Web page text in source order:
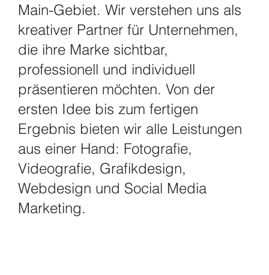
Main-Gebiet. Wir verstehen uns als
kreativer Partner für Unternehmen,
die ihre Marke sichtbar,
professionell und individuell
präsentieren möchten. Von der
ersten Idee bis zum fertigen
Ergebnis bieten wir alle Leistungen
aus einer Hand: Fotografie,
Videografie, Grafikdesign,
Webdesign und Social Media
Marketing.